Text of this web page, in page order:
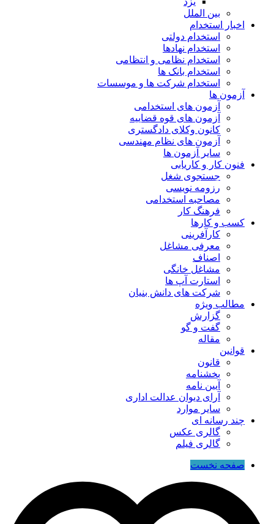
بین الملل
اخبار استخدام
استخدام دولتی
استخدام نهادها
استخدام نظامی و انتظامی
استخدام بانک ها
استخدام شرکت ها و موسسات
آزمون ها
آزمون های استخدامی
آزمون های قوه قضاییه
کانون وکلای دادگستری
آزمون های نظام مهندسی
سایر آزمون ها
فنون کار و کاریابی
جستجوی شغل
رزومه نویسی
مصاحبه استخدامی
فرهنگ کار
کسب و کارها
کارآفرینی
معرفی مشاغل
اصناف
مشاغل خانگی
استارت آپ ها
شرکت های دانش بنیان
مطالب ویژه
گزارش
گفت و گو
مقاله
قوانین
قانون
بخشنامه
آیین نامه
آرای دیوان عدالت اداری
سایر موارد
چند رسانه ای
گالری عکس
گالری فیلم
صفحه نخست